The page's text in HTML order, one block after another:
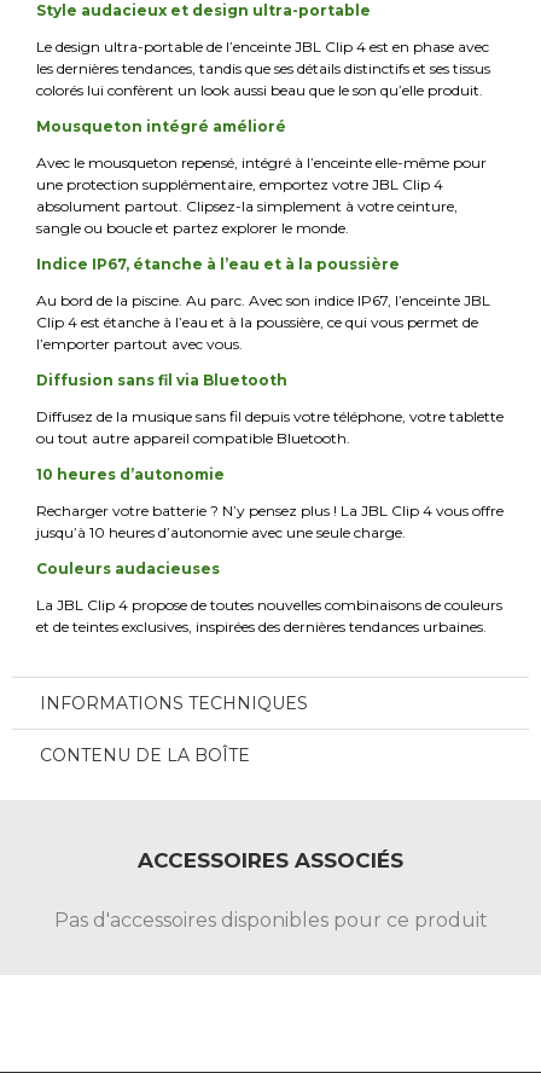
Style audacieux et design ultra-portable
Le design ultra-portable de l’enceinte JBL Clip 4 est en phase avec
les dernières tendances, tandis que ses détails distinctifs et ses tissus
colorés lui confèrent un look aussi beau que le son qu’elle produit.
Mousqueton intégré amélioré
Avec le mousqueton repensé, intégré à l’enceinte elle-même pour
une protection supplémentaire, emportez votre JBL Clip 4
absolument partout. Clipsez-la simplement à votre ceinture,
sangle ou boucle et partez explorer le monde.
Indice IP67, étanche à l’eau et à la poussière
Au bord de la piscine. Au parc. Avec son indice IP67, l’enceinte JBL
Clip 4 est étanche à l’eau et à la poussière, ce qui vous permet de
l’emporter partout avec vous.
Diffusion sans fil via Bluetooth
Diffusez de la musique sans fil depuis votre téléphone, votre tablette
ou tout autre appareil compatible Bluetooth.
10 heures d’autonomie
Recharger votre batterie ? N’y pensez plus ! La JBL Clip 4 vous offre
jusqu’à 10 heures d’autonomie avec une seule charge.
Couleurs audacieuses
La JBL Clip 4 propose de toutes nouvelles combinaisons de couleurs
et de teintes exclusives, inspirées des dernières tendances urbaines.
INFORMATIONS TECHNIQUES
CONTENU DE LA BOÎTE
ACCESSOIRES ASSOCIÉS
Pas d'accessoires disponibles pour ce produit